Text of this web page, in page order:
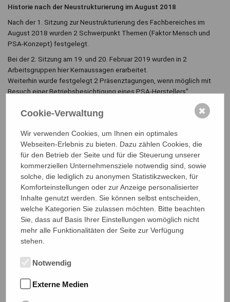
Historie nach der Neustrukturierung im August 2018
Nach der 1. Sitzung zur Neustrukturierung des Fachbereiches im
August 2018 wurden 2 Schwerpunkt Themen (Faktor Mensch und
PSA-Konzept) festgelegt.
Bei der 2. Sitzung am 19. und 20. Februar 2019 wurden in 2
Arbeitsgruppen hier Kernaussagen erarbeitet.
Weiterhin wurde festgelegt 2 Präsenztagungen, wenn möglich mit
Besuch einer Betriebsbesichtigung eines PSA-Herstellers"
Es gab zu diesem Zeitpunkt schon 2 Einladungsangebote von PSA-
Ebenfalls wurde bei der 2. Sitzung in Oldenburg eine Arbeitsgruppe
zum Thema UV-Schutz gebildet. Diese hat einen Kurzbeitrag für die
VDSI-aktuell 2/2019 erarbeitet und plante bis Ende April 2029 eine
entsprechende VDSI-Information zum UV-Schutz zu erstellen.
Die VDSI-Information 1/2019 "UV-Schutz- Arbeiten im Freien" finden
Sie unter der Rubrik "VDSI-Informationen.
Für die 3. Sitzung am 29. Mai 2019 in Karlsruhe wurde die
Ausarbeitung der Arbeitsgruppen zu einer VDSI-Information
„Einführung eines PSA-Konzept“ festgelegt und als VDSI-Information
04/2019 "Einführung eines PSA-Konzept-Hinweise für die Praxis"
Während der Corona-Zeit mussten wir auf Online-Sitzungen
ausweichen, was unsere Aktivitäten nicht weiter einschränkte.
Aus aktuellem Anlass haben wir auch die VDSI-Information 01/2021
"Verwendung von Mumd-Nasenschutz - Unterweisungshilfe"
Cookie-Verwaltung
Wir verwenden Cookies, um Ihnen ein optimales
Webseiten-Erlebnis zu bieten. Dazu zählen Cookies, die
für den Betrieb der Seite und für die Steuerung unserer
kommerziellen Unternehmensziele notwendig sind, sowie
solche, die lediglich zu anonymen Statistikzwecken, für
Komforteinstellungen oder zur Anzeige personalisierter
Inhalte genutzt werden. Sie können selbst entscheiden,
welche Kategorien Sie zulassen möchten. Bitte beachten
Sie, dass auf Basis Ihrer Einstellungen womöglich nicht
mehr alle Funktionalitäten der Seite zur Verfügung
stehen.
Notwendig
Externe Medien
✖